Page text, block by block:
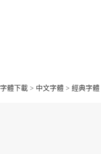
字體下載 > 中文字體 > 經典字體